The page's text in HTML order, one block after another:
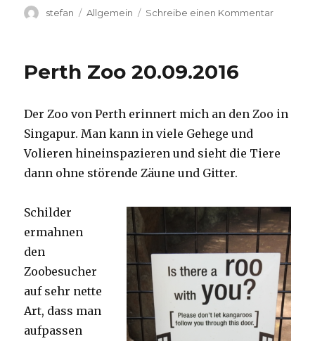
Autor
stefan Kategorien
Allgemein Schreibe einen Kommentarzu
Perth
Perth Zoo 20.09.2016
Der Zoo von Perth erinnert mich an den Zoo in
Singapur. Man kann in viele Gehege und
Volieren hineinspazieren und sieht die Tiere
dann ohne störende Zäune und Gitter.
Schilder
ermahnen
den
Zoobesucher
auf sehr nette
Art, dass man
aufpassen